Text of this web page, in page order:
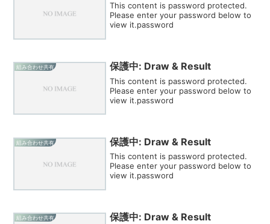
This content is password protected.
Please enter your password below to
view it.password
組み合わせ共有 保護中: Draw & Result
This content is password protected.
Please enter your password below to
view it.password
組み合わせ共有 保護中: Draw & Result
This content is password protected.
Please enter your password below to
view it.password
組み合わせ共有 保護中: Draw & Result